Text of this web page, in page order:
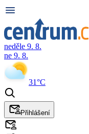
neděle 9. 8.
ne 9. 8.
31°C
Přihlášení